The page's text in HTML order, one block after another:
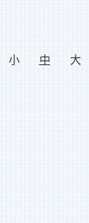
小 中 大